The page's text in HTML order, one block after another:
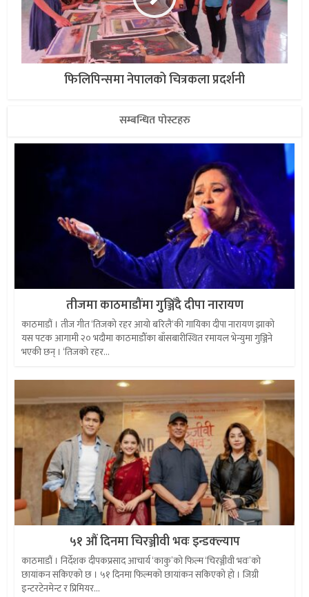
फिलिपिन्समा नेपालको चित्रकला प्रदर्शनी
सम्बन्धित पोस्टहरु
तीजमा काठमाडौंमा गुञ्जिँदै दीपा नारायण
काठमाडौं । तीज गीत ‘तिजको रहर आयो बरिलै‘की गायिका दीपा नारायण झाको
यस पटक आगामी २० भदौमा काठमाडौँका बाँसबारीस्थित रमायल भेन्युमा गुञ्जिने
भएकी छन् । ‘तिजको रहर...
५१ औं दिनमा चिरञ्जीवी भवः इन्डक्ल्याप
काठमाडौं । निर्देशक दीपकप्रसाद आचार्य ‘काकु’को फिल्म ‘चिरञ्जीवी भवः’को
छायांकन सकिएको छ । ५१ दिनमा फिल्मको छायांकन सकिएको हो । जिग्री
इन्टरटेनमेन्ट र प्रिमियर...